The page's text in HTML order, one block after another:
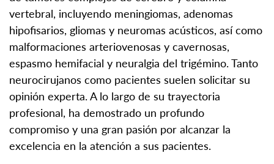
vertebral, incluyendo meningiomas, adenomas
hipofisarios, gliomas y neuromas acústicos, así como
malformaciones arteriovenosas y cavernosas,
espasmo hemifacial y neuralgia del trigémino. Tanto
neurocirujanos como pacientes suelen solicitar su
opinión experta. A lo largo de su trayectoria
profesional, ha demostrado un profundo
compromiso y una gran pasión por alcanzar la
excelencia en la atención a sus pacientes.